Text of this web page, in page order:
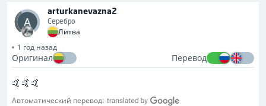
arturkanevazna2
Серебро
Литва
1 год назад
Оригинал Перевод
🤙🤙🤙
Автоматический перевод: